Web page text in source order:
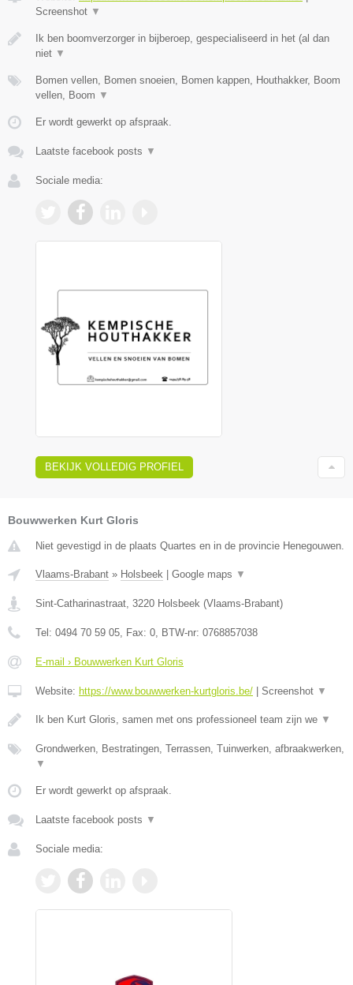
Screenshot ▼
Ik ben boomverzorger in bijberoep, gespecialiseerd in het (al dan
niet ▼
Bomen vellen, Bomen snoeien, Bomen kappen, Houthakker, Boom
vellen, Boom ▼
Er wordt gewerkt op afspraak.
Laatste facebook posts ▼
Sociale media:
BEKIJK VOLLEDIG PROFIEL
Bouwwerken Kurt Gloris
Niet gevestigd in de plaats Quartes en in de provincie Henegouwen.
Vlaams-Brabant » Holsbeek Google maps ▼
Sint-Catharinastraat, 3220 Holsbeek (Vlaams-Brabant)
Tel: 0494 70 59 05, Fax: 0, BTW-nr: 0768857038
E-mail › Bouwwerken Kurt Gloris
Website: https://www.bouwwerken-kurtgloris.be/ Screenshot ▼
Ik ben Kurt Gloris, samen met ons professioneel team zijn we ▼
Grondwerken, Bestratingen, Terrassen, Tuinwerken, afbraakwerken,
▼
Er wordt gewerkt op afspraak.
Laatste facebook posts ▼
Sociale media: